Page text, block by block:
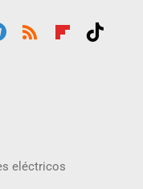
eléctricos